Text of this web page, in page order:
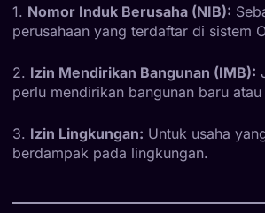
1. Nomor Induk Berusaha (NIB):
perusahaan yang terdaftar di sistem
2. Izin Mendirikan Bangunan (IMB):
perlu mendirikan bangunan baru
3. Izin Lingkungan: Untuk usaha
berdampak pada lingkungan.